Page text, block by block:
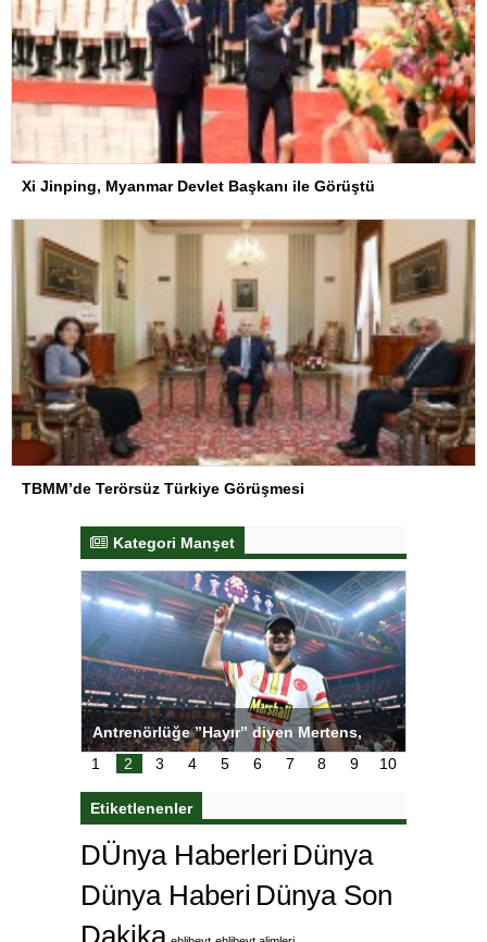
Xi Jinping, Myanmar Devlet Başkanı ile Görüştü
TBMM’de Terörsüz Türkiye Görüşmesi
Kategori Manşet
Antrenörlüğe ”Hayır” diyen Mertens,
Galatasaray’dan bakın ne istedi
1
2 3 4 5 6 7 8 9 10
Etiketlenenler
DÜnya Haberleri Dünya
Dünya Haberi Dünya Son